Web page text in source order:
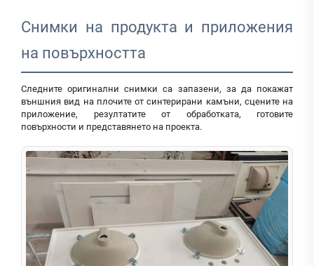
Снимки на продукта и приложения
на повърхността
Следните оригинални снимки са запазени, за да покажат
външния вид на плочите от синтерирани камъни, сцените на
приложение, резултатите от обработката, готовите
повърхности и представянето на проекта.